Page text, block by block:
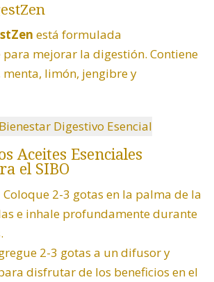
está formulada
mejorar la digestión. Contiene
menta, limón, jengibrey
Digestivo Esencial
Aceites Esenciales
el SIBO
Coloque 2-3 gotas en la palma de la
e inhale profundamente durante
2-3 gotas a un difusor y
disfrutar de los beneficios en el